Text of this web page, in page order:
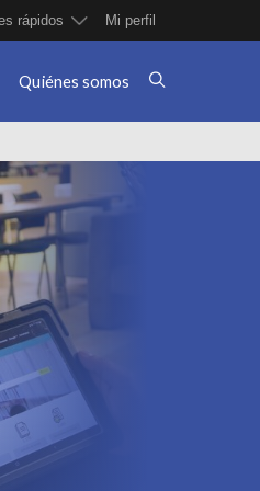
rápidos Mi perfil
Quiénes somos